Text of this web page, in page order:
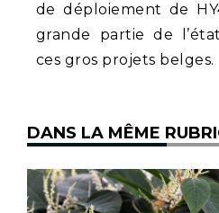
de déploiement de
grande partie de
ces gros projets belges.
DANS LA MÊME